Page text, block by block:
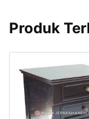
Produk